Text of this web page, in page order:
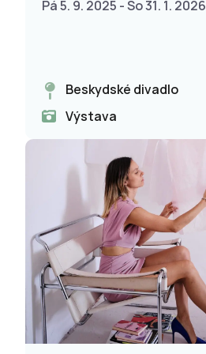
Pá 5. 9. 2025 - So 31. 1. 2026
Beskydské divadlo
Výstava